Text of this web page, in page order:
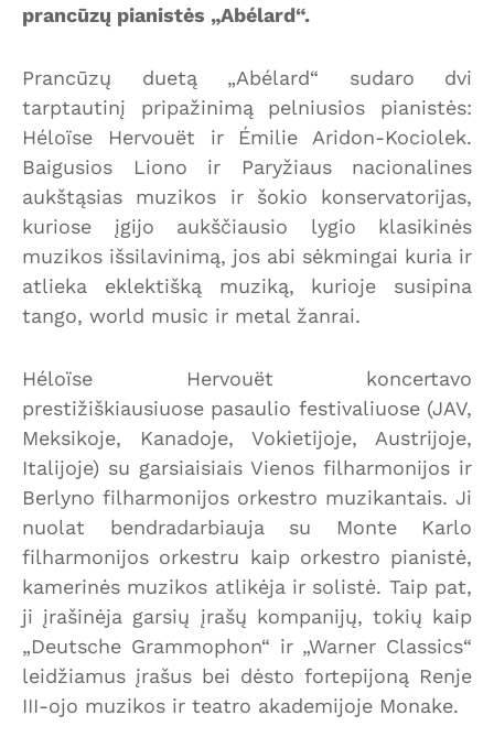
prancūzų pianistės „Abélard“.
Prancūzų duetą „Abélard“ sudaro dvi
tarptautinį pripažinimą pelniusios pianistės:
Héloïse Hervouët ir Émilie Aridon-Kociolek.
Baigusios Liono ir Paryžiaus nacionalines
aukštąsias muzikos ir šokio konservatorijas,
kuriose įgijo aukščiausio lygio klasikinės
muzikos išsilavinimą, jos abi sėkmingai kuria ir
atlieka eklektišką muziką, kurioje susipina
tango, world music ir metal žanrai.
Héloïse Hervouët koncertavo
prestižiškiausiuose pasaulio festivaliuose (JAV,
Meksikoje, Kanadoje, Vokietijoje, Austrijoje,
Italijoje) su garsiaisiais Vienos filharmonijos ir
Berlyno filharmonijos orkestro muzikantais. Ji
nuolat bendradarbiauja su Monte Karlo
filharmonijos orkestru kaip orkestro pianistė,
kamerinės muzikos atlikėja ir solistė. Taip pat,
ji įrašinėja garsių įrašų kompanijų, tokių kaip
„Deutsche Grammophon“ ir „Warner Classics“
leidžiamus įrašus bei dėsto fortepijoną Renje
III-ojo muzikos ir teatro akademijoje Monake.